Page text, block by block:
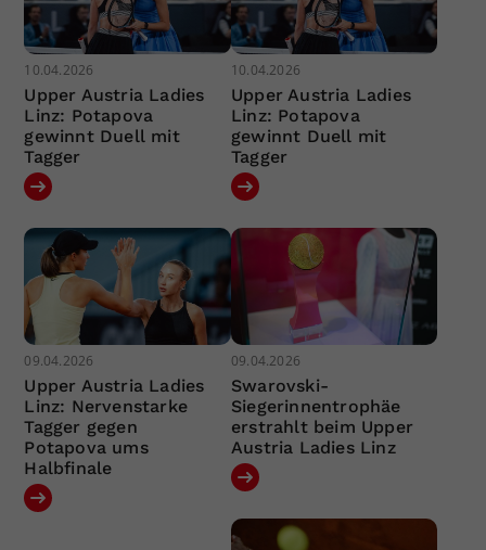
10.04.2026
Upper Austria Ladies
Linz: Potapova
gewinnt Duell mit
Tagger
10.04.2026
Upper Austria Ladies
Linz: Potapova
gewinnt Duell mit
Tagger
09.04.2026
Upper Austria Ladies
Linz: Nervenstarke
Tagger gegen
Potapova ums
Halbfinale
09.04.2026
Swarovski-
Siegerinnentrophäe
erstrahlt beim Upper
Austria Ladies Linz